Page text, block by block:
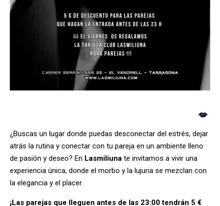
💋
¿Buscas un lugar donde puedas desconectar del estrés, dejar
atrás la rutina y conectar con tu pareja en un ambiente lleno
de pasión y deseo? En Lasmiliuna te invitamos a vivir una
experiencia única, donde el morbo y la lujuria se mezclan con
la elegancia y el placer.
¡Las parejas que lleguen antes de las 23:00 tendrán 5 €